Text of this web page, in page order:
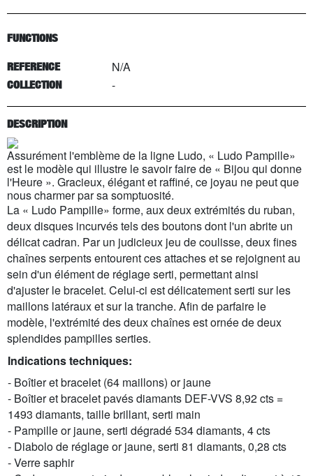
FUNCTIONS
REFERENCE N/A
COLLECTION -
DESCRIPTION
Assurément l'emblème de la ligne Ludo, « Ludo Pampille»
est le modèle qui illustre le savoir faire de « Bijou qui donne
l'Heure ». Gracieux, élégant et raffiné, ce joyau ne peut que
nous charmer par sa somptuosité.
La « Ludo Pampille» forme, aux deux extrémités du ruban,
deux disques incurvés tels des boutons dont l'un abrite un
délicat cadran. Par un judicieux jeu de coulisse, deux fines
chaînes serpents entourent ces attaches et se rejoignent au
sein d'un élément de réglage serti, permettant ainsi
d'ajuster le bracelet. Celui-ci est délicatement serti sur les
maillons latéraux et sur la tranche. Afin de parfaire le
modèle, l'extrémité des deux chaînes est ornée de deux
splendides pampilles serties.
Indications techniques:
- Boîtier et bracelet (64 maillons) or jaune
- Boîtier et bracelet pavés diamants DEF-VVS 8,92 cts =
1493 diamants, taille brillant, serti main
- Pampille or jaune, serti dégradé 534 diamants, 4 cts
- Diabolo de réglage or jaune, serti 81 diamants, 0,28 cts
- Verre saphir